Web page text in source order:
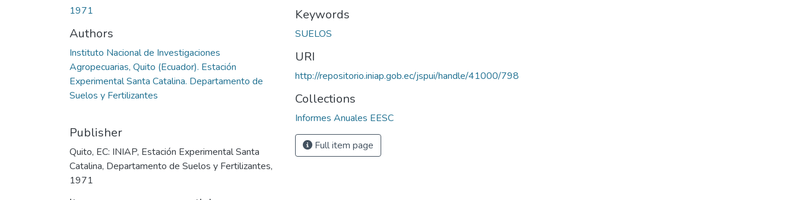
1971
Authors
Instituto Nacional de Investigaciones
Agropecuarias, Quito (Ecuador). Estación
Experimental Santa Catalina. Departamento de
Suelos y Fertilizantes
Publisher
Quito, EC: INIAP, Estación Experimental Santa
Catalina, Departamento de Suelos y Fertilizantes,
1971
Keywords
SUELOS
URI
http://repositorio.iniap.gob.ec/jspui/handle/41000/798
Collections
Informes Anuales EESC
Full item page